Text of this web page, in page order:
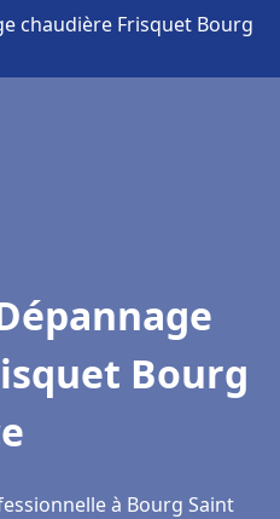
chaudière Frisquet Bourg
Bourg
à Bourg Saint